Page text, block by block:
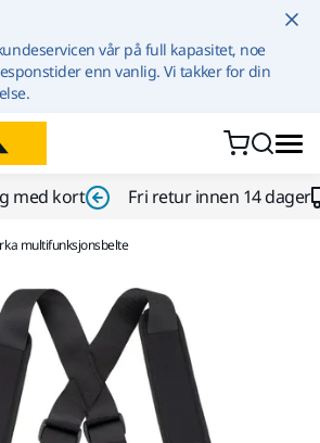
vår på full kapasitet, noe
enn vanlig. Vi takker for din
med kort Fri retur innen 14 dager
multifunksjonsbelte